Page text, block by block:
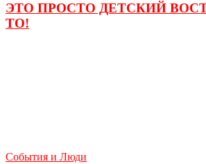
ЭТО ПРОСТО ДЕТСКИЙ
ТО!
События и Люди